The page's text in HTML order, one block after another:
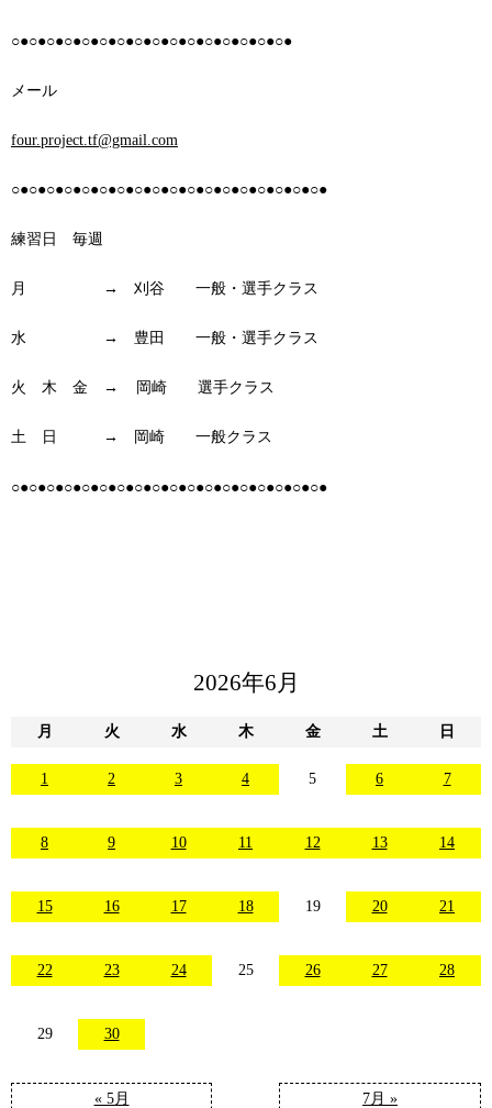
○●○●○●○●○●○●○●○●○●○●○●○●○●○●○●○●
メール
four.project.tf@gmail.com
○●○●○●○●○●○●○●○●○●○●○●○●○●○●○●○●○●○●
練習日 毎週
月 → 刈谷 一般・選手クラス
水 → 豊田 一般・選手クラス
火 木 金 → 岡崎 選手クラス
土 日 → 岡崎 一般クラス
○●○●○●○●○●○●○●○●○●○●○●○●○●○●○●○●○●○●
2026年6月
月 火 水 木 金 土 日
« 5月 7月 »
1 2 3 4 5 6 7
8 9 10 11 12 13 14
15 16 17 18 19 20 21
22 23 24 25 26 27 28
29 30